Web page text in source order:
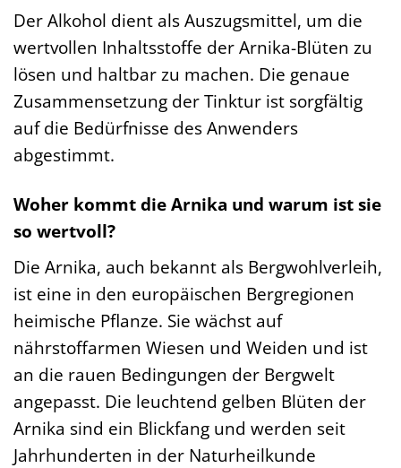
Der Alkohol dient als Auszugsmittel, um die
wertvollen Inhaltsstoffe der Arnika-Blüten zu
lösen und haltbar zu machen. Die genaue
Zusammensetzung der Tinktur ist sorgfältig
auf die Bedürfnisse des Anwenders
abgestimmt.
Woher kommt die Arnika und warum ist sie
so wertvoll?
Die Arnika, auch bekannt als Bergwohlverleih,
ist eine in den europäischen Bergregionen
heimische Pflanze. Sie wächst auf
nährstoffarmen Wiesen und Weiden und ist
an die rauen Bedingungen der Bergwelt
angepasst. Die leuchtend gelben Blüten der
Arnika sind ein Blickfang und werden seit
Jahrhunderten in der Naturheilkunde